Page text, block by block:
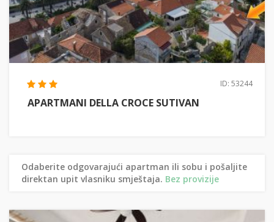
ID: 53244
APARTMANI DELLA CROCE SUTIVAN
Odaberite odgovarajući apartman ili sobu i pošaljite
direktan upit vlasniku smještaja. Bez provizije